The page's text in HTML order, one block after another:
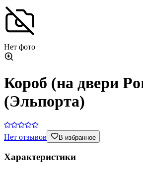
Нет фото
Короб (на двери
(Эльпорта)
Нет отзывов В избранное
Характеристики